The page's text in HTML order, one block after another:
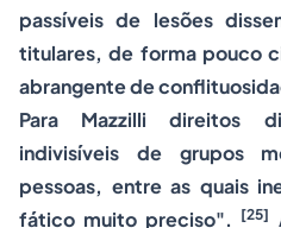
passíveis de lesões
titulares, de forma pouco
abrangente de
Para Mazzilli direitos
indivisíveis de grupos
pessoas, entre as quais
fático muito preciso".
[25]